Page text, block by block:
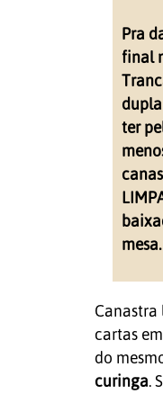
Pra
final
ter
mesa.
Canastra
cartas
do
curinga.